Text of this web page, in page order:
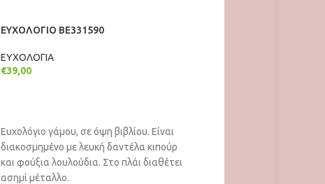
ΕΥΧΟΛΟΓΙΟ BE331590
ΕΥΧΟΛΟΓΙΑ
€39,00
Ευχολόγιο γάμου, σε όψη βιβλίου. Είναι
διακοσμημένο με λευκή δαντέλα κιπούρ
και φούξια λουλούδια. Στο πλάι διαθέτει
ασημί μέταλλο.